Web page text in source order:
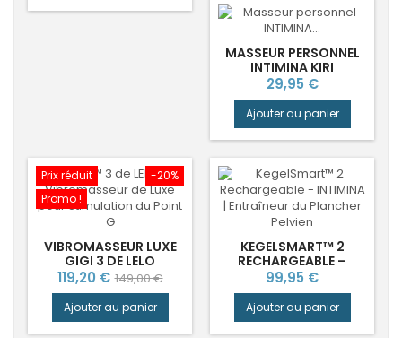
MASSEUR PERSONNEL
INTIMINA KIRI
Prix
29,95 €
Ajouter au panier
-20%
Prix réduit
Promo !
VIBROMASSEUR LUXE
GIGI 3 DE LELO
Prix
119,20 € Prix
de
base
149,00 €
Ajouter au panier
KEGELSMART™ 2
RECHARGEABLE –
ENTRAÎNEUR
PERSONNEL DU
PLANCHER PELVIEN
Prix
99,95 €
Ajouter au panier